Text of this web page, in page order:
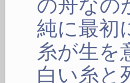
の舟なの
純に最初
糸が生を
白い糸と